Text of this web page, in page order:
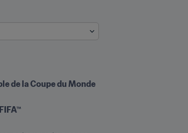
de la Coupe du Monde